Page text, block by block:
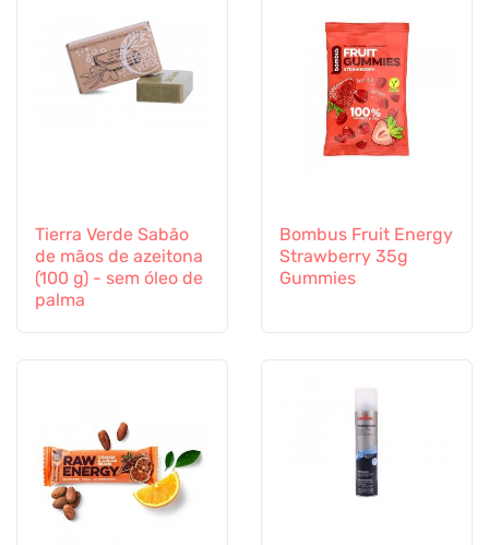
Tierra Verde Sabão
de mãos de azeitona
(100 g) - sem óleo de
palma
Bombus Fruit Energy
Strawberry 35g
Gummies